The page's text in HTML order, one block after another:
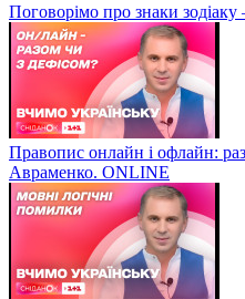
Поговорімо про знаки
Правопис онлайн і офлайн:
Авраменко. ONLINE